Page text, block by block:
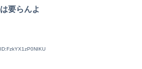
要らんよ
ID:FzkYX1zP0NIKU